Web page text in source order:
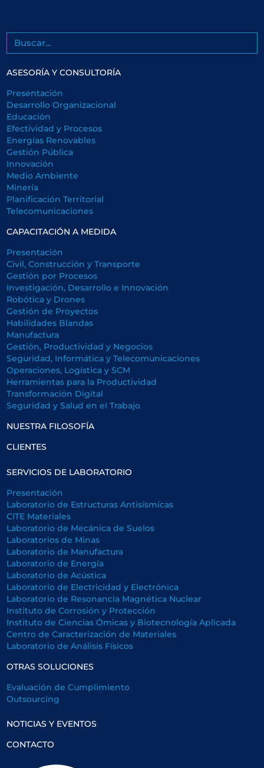
Buscar
ASESORÍA Y CONSULTORÍA
Presentación
Desarrollo Organizacional
Educación
Efectividad y Procesos
Energías Renovables
Gestión Pública
Innovación
Medio Ambiente
Minería
Planificación Territorial
Telecomunicaciones
CAPACITACIÓN A MEDIDA
Presentación
Civil, Construcción y Transporte
Gestión por Procesos
Investigación, Desarrollo e Innovación
Robótica y Drones
Gestión de Proyectos
Habilidades Blandas
Manufactura
Gestión, Productividad y Negocios
Seguridad, Informática y Telecomunicaciones
Operaciones, Logística y SCM
Herramientas para la Productividad
Transformación Digital
Seguridad y Salud en el Trabajo
NUESTRA FILOSOFÍA
CLIENTES
SERVICIOS DE LABORATORIO
Presentación
Laboratorio de Estructuras Antisísmicas
CITE Materiales
Laboratorio de Mecánica de Suelos
Laboratorios de Minas
Laboratorio de Manufactura
Laboratorio de Energía
Laboratorio de Acústica
Laboratorio de Electricidad y Electrónica
Laboratorio de Resonancia Magnética Nuclear
Instituto de Corrosión y Protección
Instituto de Ciencias Ómicas y Biotecnología Aplicada
Centro de Caracterización de Materiales
Laboratorio de Análisis Físicos
OTRAS SOLUCIONES
Evaluación de Cumplimiento
Outsourcing
NOTICIAS Y EVENTOS
CONTACTO